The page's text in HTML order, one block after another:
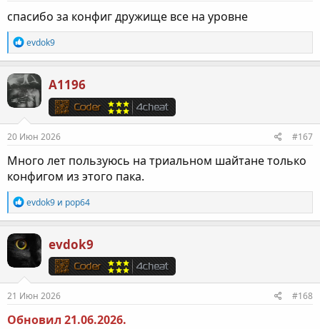
спасибо за конфиг дружище все на уровне
Р
е
а
к
ц
и
и
:
evdok9
A1196
20 Июн 2026 #167
Много лет пользуюсь на триальном шайтане только
конфигом из этого пака.
Р
е
а
к
ц
и
и
:
evdok9 и pop64
evdok9
21 Июн 2026 #168
Обновил 21.06.2026.